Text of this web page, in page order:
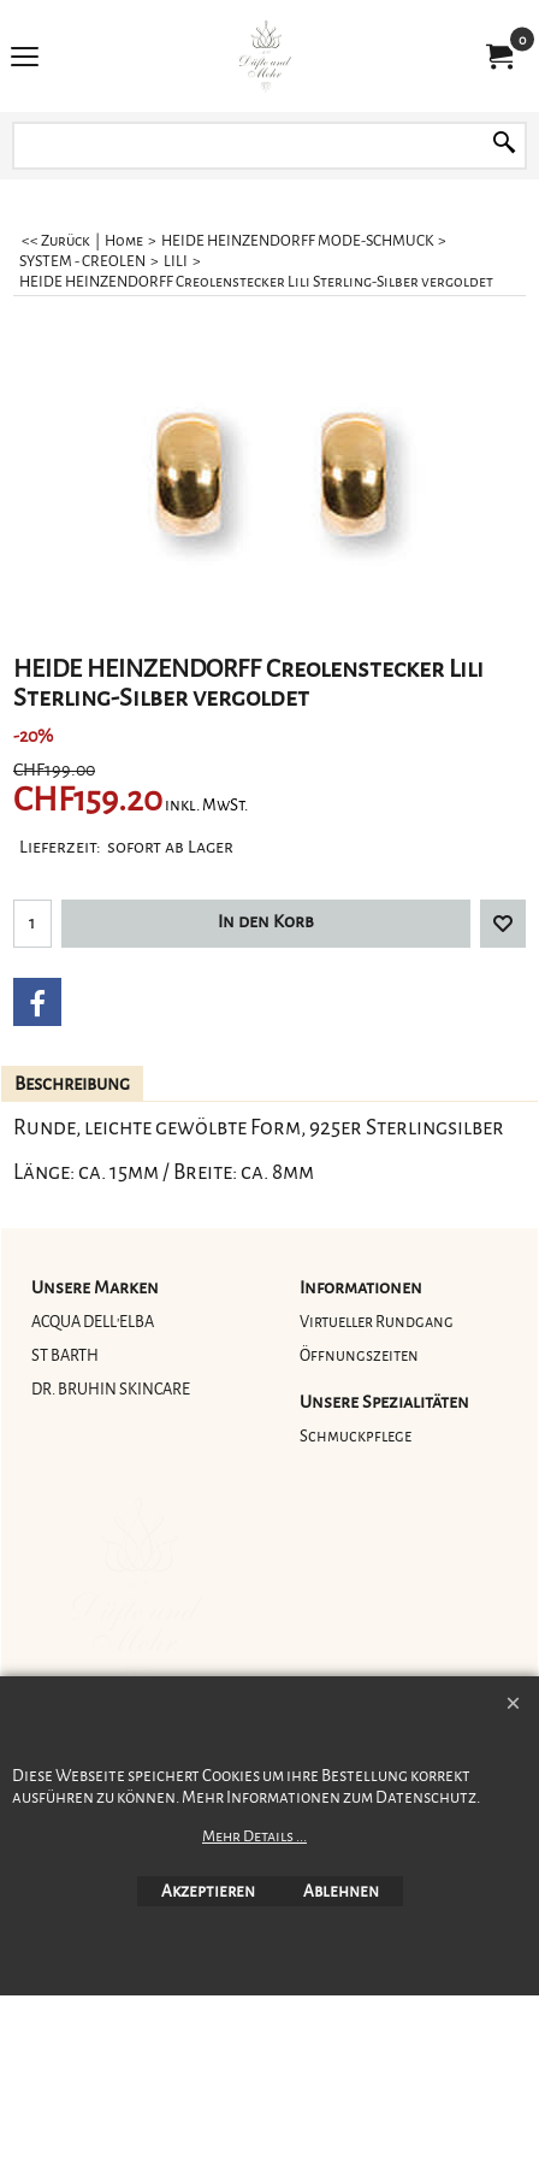
0
<< Zurück Home > HEIDE HEINZENDORFF MODE-SCHMUCK>
SYSTEM - CREOLEN > LILI >
HEIDE HEINZENDORFF Creolenstecker Lili Sterling-Silber vergoldet
HEIDE HEINZENDORFF Creolenstecker Lili
Sterling-Silber vergoldet
-20%
CHF199.00
CHF159.20 inkl. MwSt.
Lieferzeit: sofort ab Lager
In den Korb
Beschreibung
Runde, leichte gewölbte Form, 925er Sterlingsilber
Länge: ca. 15mm / Breite: ca. 8mm
Unsere Marken
ACQUA DELL'ELBA
ST BARTH
DR. BRUHIN SKINCARE
Informationen
Virtueller Rundgang
Öffnungszeiten
Unsere Spezialitäten
Schmuckpflege
17. Juni 2026
Diese Webseite speichert Cookies um ihre Bestellung korrekt
ausführen zu können. Mehr Informationen zum Datenschutz.
Mehr Details ...
Akzeptieren Ablehnen